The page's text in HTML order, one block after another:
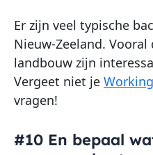
Er zijn veel typische
Nieuw-Zeeland.
landbouw zijn
Vergeet niet je
vragen!
#10 En bepaal